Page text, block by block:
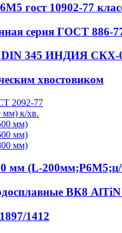
гост 10902-77
серия ГОСТ 886-
DIN 345 ИНДИЯ СКХ-
хвостовиком
2092-77
мм) к/хв.
мм)
мм)
мм)
мм (L-
ВК8
1412